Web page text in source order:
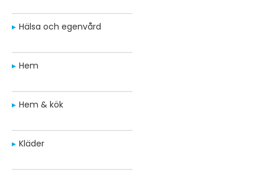
Hälsa och egenvård
Hem
Hem & kök
Kläder